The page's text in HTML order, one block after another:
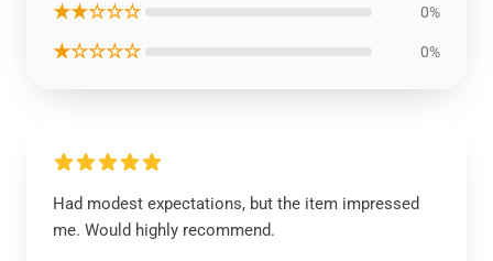
★★☆☆☆ 0%
★☆☆☆☆ 0%
Had modest expectations, but the item impressed
me. Would highly recommend.